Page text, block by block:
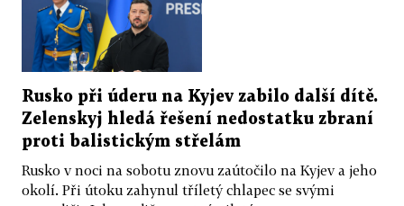
Rusko při úderu na Kyjev zabilo další dítě.
Zelenskyj hledá řešení nedostatku zbraní
proti balistickým střelám
Rusko v noci na sobotu znovu zaútočilo na Kyjev a jeho
okolí. Při útoku zahynul tříletý chlapec se svými